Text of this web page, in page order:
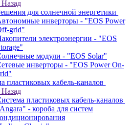
Назад
для солнечной энергетики
инверторы - "EOS Power
grid"
электроэнергии - "EOS
модули - "EOS Solar"
инверторы - "EOS Power On-
пластиковых кабель-каналов
Назад
пластиковых кабель-каналов
- короба для систем